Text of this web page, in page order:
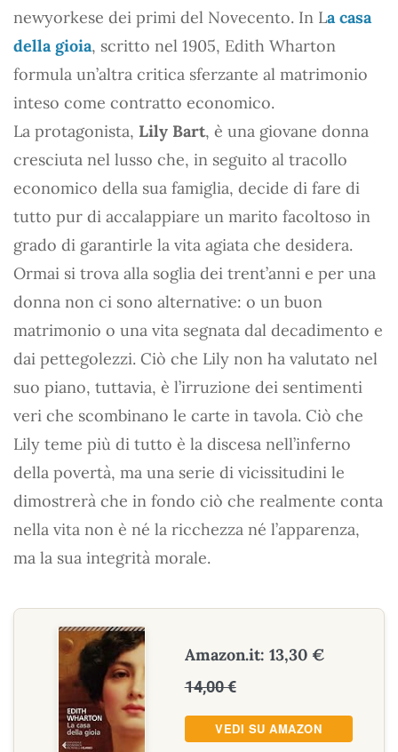
newyorkese dei primi del Novecento. In La casa
della gioia, scritto nel 1905, Edith Wharton
formula un’altra critica sferzante al matrimonio
inteso come contratto economico.
La protagonista, Lily Bart, è una giovane donna
cresciuta nel lusso che, in seguito al tracollo
economico della sua famiglia, decide di fare di
tutto pur di accalappiare un marito facoltoso in
grado di garantirle la vita agiata che desidera.
Ormai si trova alla soglia dei trent’anni e per una
donna non ci sono alternative: o un buon
matrimonio o una vita segnata dal decadimento e
dai pettegolezzi. Ciò che Lily non ha valutato nel
suo piano, tuttavia, è l’irruzione dei sentimenti
veri che scombinano le carte in tavola. Ciò che
Lily teme più di tutto è la discesa nell’inferno
della povertà, ma una serie di vicissitudini le
dimostrerà che in fondo ciò che realmente conta
nella vita non è né la ricchezza né l’apparenza,
ma la sua integrità morale.
Amazon.it: 13,30 €
14,00 €
VEDI SU AMAZON